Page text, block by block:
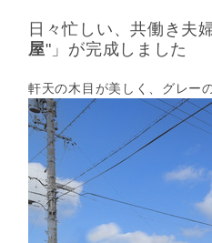
日々忙しい、共働き夫
屋"」が完成しました
軒天の木目が美しく、グレー